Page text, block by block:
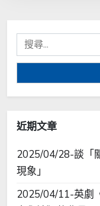
搜
尋
近期文章
2025/04/28-談「
現象」
2025/04/11-英劇